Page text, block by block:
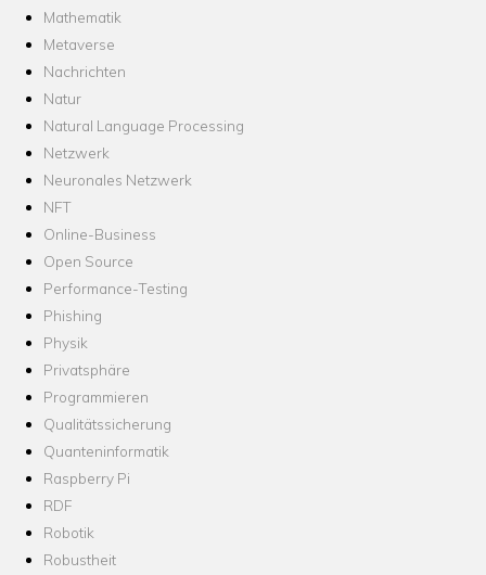
Mathematik
Metaverse
Nachrichten
Natur
Natural Language Processing
Netzwerk
Neuronales Netzwerk
NFT
Online-Business
Open Source
Performance-Testing
Phishing
Physik
Privatsphäre
Programmieren
Qualitätssicherung
Quanteninformatik
Raspberry Pi
RDF
Robotik
Robustheit